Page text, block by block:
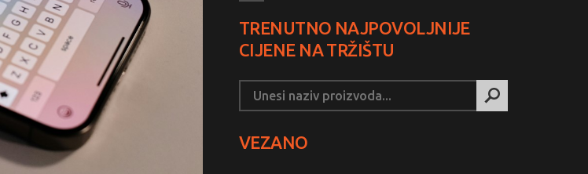
TRENUTNO NAJPOVOLJNIJE
CIJENE NA TRŽIŠTU
VEZANO